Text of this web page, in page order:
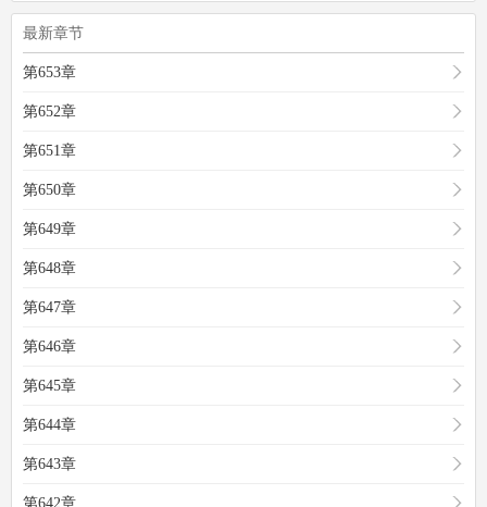
最新章节
第653章
第652章
第651章
第650章
第649章
第648章
第647章
第646章
第645章
第644章
第643章
第642章